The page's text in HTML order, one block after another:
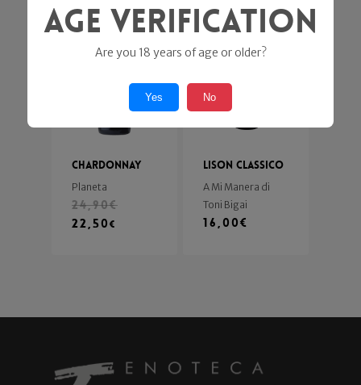
In offerta!
Chardonnay
Planeta
24,90€
22,50€
Lison Classico
A Mi Manera di
Toni Bigai
16,00€
Age Verification
Are you 18 years of age or older?
Yes No